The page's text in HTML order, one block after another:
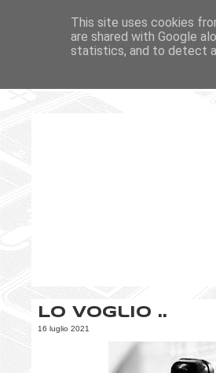
Lo voglio ..
16 luglio 2021
This site uses cookies
are shared with Google
statistics, and to detect